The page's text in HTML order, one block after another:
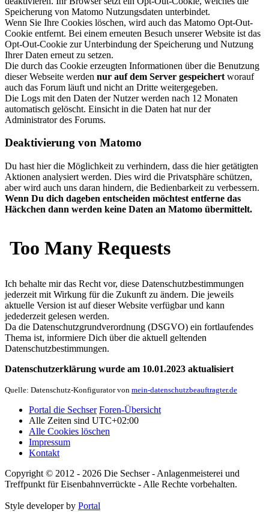
Speicherung von Matomo Nutzungsdaten unterbindet.
Wenn Sie Ihre Cookies löschen, wird auch das Matomo Opt-Out-
Cookie entfernt. Bei einem erneuten Besuch unserer Website ist das
Opt-Out-Cookie zur Unterbindung der Speicherung und Nutzung
Ihrer Daten erneut zu setzen.
Die durch das Cookie erzeugten Informationen über die Benutzung
dieser Webseite werden nur auf dem Server gespeichert worauf
auch das Forum läuft und nicht an Dritte weitergegeben.
Die Logs mit den Daten der Nutzer werden nach 12 Monaten
automatisch gelöscht. Einsicht in die Daten hat nur der
Administrator des Forums.
Deaktivierung von Matomo
Du hast hier die Möglichkeit zu verhindern, dass die hier getätigten
Aktionen analysiert werden. Dies wird die Privatsphäre schützen,
aber wird auch uns daran hindern, die Bedienbarkeit zu verbessern.
Wenn Du dich dageben entscheiden möchtest entferne das
Häckchen dann werden keine Daten an Matomo übermittelt.
Ich behalte mir das Recht vor, diese Datenschutzbestimmungen
jederzeit mit Wirkung für die Zukunft zu ändern. Die jeweils
aktuelle Version ist auf dieser Website verfügbar und kann
jedederzeit gelesen werden.
Da die Datenschutzgrundverordnung (DSGVO) ein fortlaufendes
Thema ist, informiere Dich über die aktuell geltenden
Datenschutzbestimmungen.
Datenschutzerklärung wurde am 10.01.2023 aktualisiert
Quelle: Datenschutz-Konfigurator von mein-datenschutzbeauftragter.de
Portal die Sechser Foren-Übersicht
Alle Zeiten sind UTC+02:00
Alle Cookies löschen
Impressum
Kontakt
Copyright © 2012 - 2026 Die Sechser - Anlagenmeisterei und
Treffpunkt für Eisenbahnverrückte - Alle Rechte vorbehalten.
Style developer by Portal